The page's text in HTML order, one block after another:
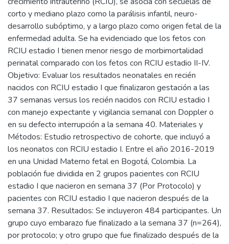
corto y mediano plazo como la parálisis infantil, neuro-
desarrollo subóptimo, y a largo plazo como origen fetal de la
enfermedad adulta. Se ha evidenciado que los fetos con
RCIU estadio I tienen menor riesgo de morbimortalidad
perinatal comparado con los fetos con RCIU estadio II-IV.
Objetivo: Evaluar los resultados neonatales en recién
nacidos con RCIU estadio I que finalizaron gestación a las
37 semanas versus los recién nacidos con RCIU estadio I
con manejo expectante y vigilancia semanal con Doppler o
en su defecto interrupción a la semana 40. Materiales y
Métodos: Estudio retrospectivo de cohorte, que incluyó a
los neonatos con RCIU estadio I. Entre el año 2016-2019
en una Unidad Materno fetal en Bogotá, Colombia. La
población fue dividida en 2 grupos pacientes con RCIU
estadio I que nacieron en semana 37 (Por Protocolo) y
pacientes con RCIU estadio I que nacieron después de la
semana 37. Resultados: Se incluyeron 484 participantes. Un
grupo cuyo embarazo fue finalizado a la semana 37 (n=264),
por protocolo; y otro grupo que fue finalizado después de la